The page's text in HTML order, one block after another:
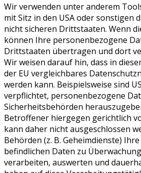
Wir verwenden unter anderem
mit Sitz in den USA oder sonstigen
nicht sicheren Drittstaaten. Wenn
können Ihre personenbezogene
Drittstaaten übertragen und dort
Wir weisen darauf hin, dass in
der EU vergleichbares
werden kann. Beispielsweise sind
verpflichtet, personenbezogene
Sicherheitsbehörden
Betroffener hiergegen gerichtlich
kann daher nicht ausgeschlossen
Behörden (z. B. Geheimdienste)
befindlichen Daten zu
verarbeiten, auswerten und